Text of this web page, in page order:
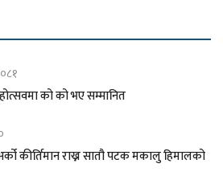
को को भए सम्मानित
कीर्तिमान राख्न सातौ पटक मकालु हिमालको